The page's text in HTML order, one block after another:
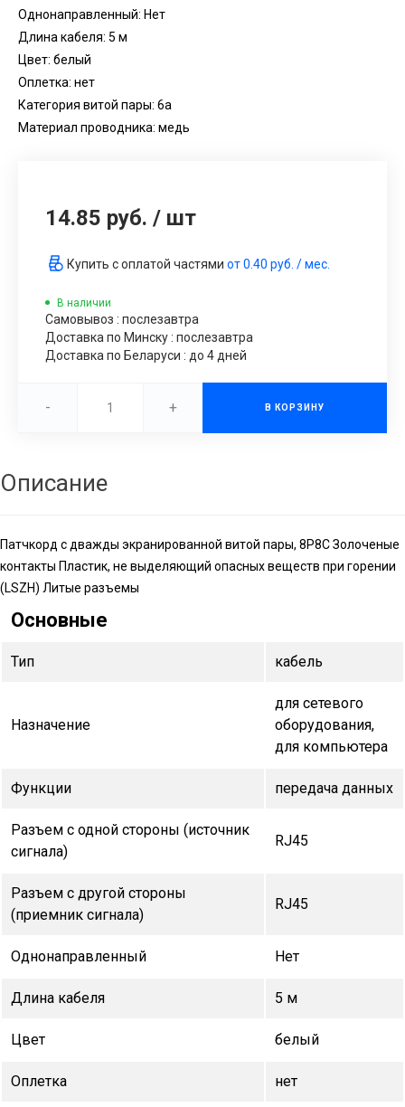
Однонаправленный: Нет
Длина кабеля: 5 м
Цвет: белый
Оплетка: нет
Категория витой пары: 6a
Материал проводника: медь
14.85 руб. / шт
Купить с оплатой частями от0.40 руб. / мес.
В наличии
Самовывоз : послезавтра
Доставка по Минску : послезавтра
Доставка по Беларуси : до 4 дней
- + В КОРЗИНУ
Описание
Патчкорд с дважды экранированной витой пары, 8P8C Золоченые
контакты Пластик, не выделяющий опасных веществ при горении
(LSZH) Литые разъемы
Основные
Тип кабель
Назначение
для сетевого
оборудования,
для компьютера
Функции передача данных
Разъем с одной стороны (источник
сигнала)
RJ45
Разъем с другой стороны
(приемник сигнала)
RJ45
Однонаправленный Нет
Длина кабеля 5 м
Цвет белый
Оплетка нет